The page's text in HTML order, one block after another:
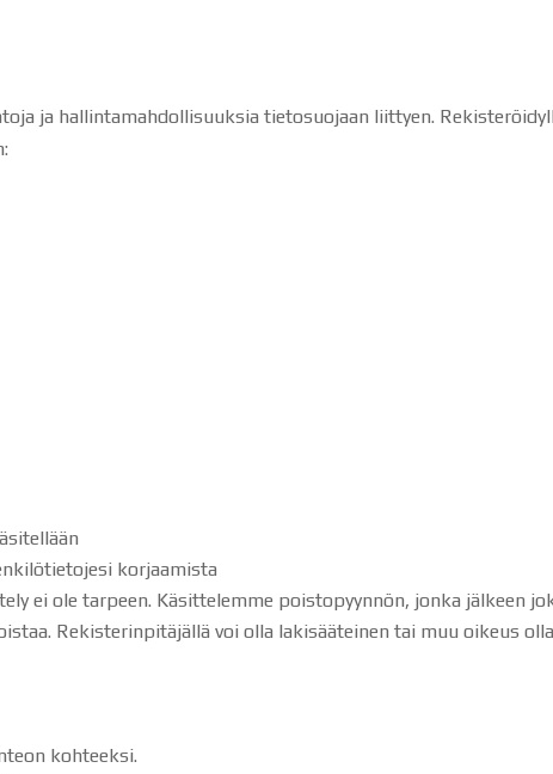
ja hallintamahdollisuuksia tietosuojaan liittyen.
korjaamista
ei ole tarpeen. Käsittelemme poistopyynnön, jonka jälkeen
Rekisterinpitäjällä voi olla lakisääteinen tai muu oikeus
kohteeksi.